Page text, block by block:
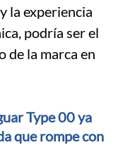
la experiencia
podría ser el
de la marca en
Type 00 ya
que rompe con